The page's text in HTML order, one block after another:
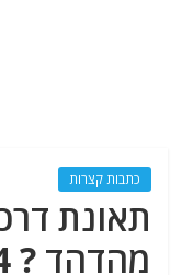
כתבות קצרות
תאונת